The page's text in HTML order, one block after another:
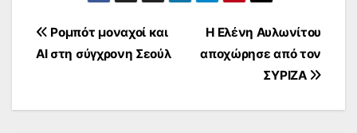
Πλοήγηση
άρθρων
Η Ελένη Αυλωνίτου
αποχώρησε από τον
ΣΥΡΙΖΑ
Ρομπότ μοναχοί και
AI στη σύγχρονη Σεούλ